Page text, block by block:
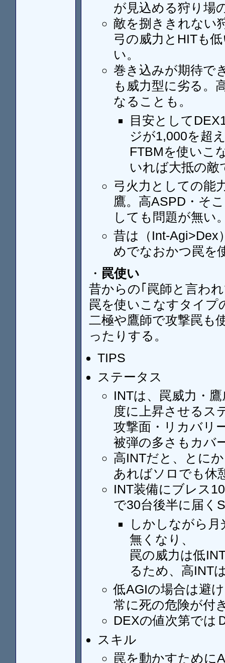
が見込める狩り場
敵を捌ききれない
弓の威力とHITも
い。
巻き込みが期待で
も威力型に劣る。
なることも。
目安として
ジが1,000を超
FTBMを使いこ
いれば大抵の敵
弓火力としての能
鷹。高ASPD・そ
しても問題が無い
昔は（Int-Agi>Dex
めでなおかつ罠を
・ 罠使い
昔からの｢罠師と言わ
罠を使いこなすタイプ
二極や鷹師で攻撃罠も
ったりする。
TIPS
ステータス
INTは、罠威力・
度に上昇させるス
攻撃面・リカバリ
被弾の多さもカバ
高INTだと、とに
あればソロでも休
INT装備にブレス
で30台後半に届く
しかしながら
無くなり、
罠の威力は低
るため、高INT
低AGIの場合は避
常に死の危険が付
DEXの値次第では
スキル
罠を動かすために